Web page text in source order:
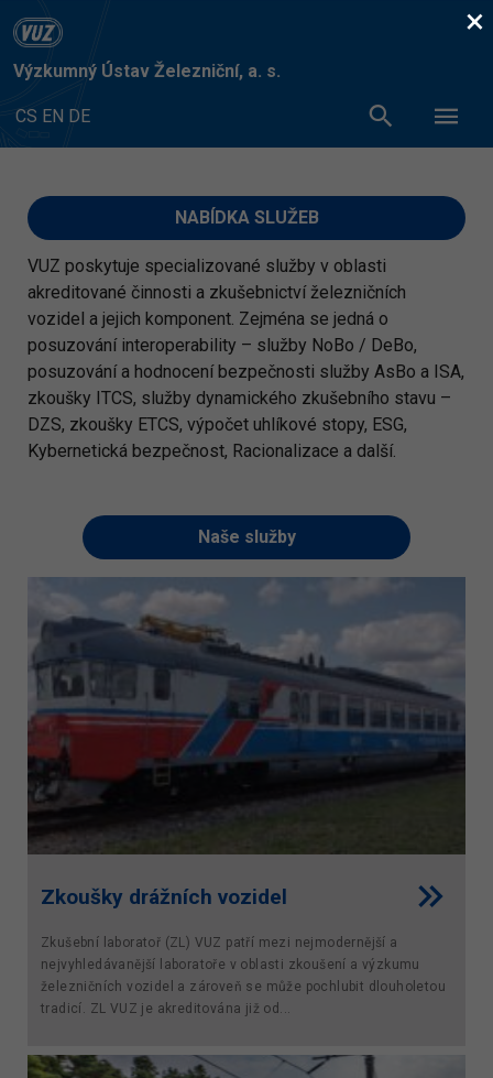
Výzkumný Ústav Železniční, a. s.
CS EN DE
NABÍDKA SLUŽEB
VUZ poskytuje specializované služby v oblasti
akreditované činnosti a zkušebnictví železničních
vozidel a jejich komponent. Zejména se jedná o
posuzování interoperability – služby NoBo / DeBo,
posuzování a hodnocení bezpečnosti služby AsBo a ISA,
zkoušky ITCS, služby dynamického zkušebního stavu –
DZS, zkoušky ETCS, výpočet uhlíkové stopy, ESG,
Kybernetická bezpečnost, Racionalizace a další.
Naše služby
Zkoušky drážních vozidel
Zkušební laboratoř (ZL) VUZ patří mezi nejmodernější a
nejvyhledávanější laboratoře v oblasti zkoušení a výzkumu
železničních vozidel a zároveň se může pochlubit dlouholetou
tradicí. ZL VUZ je akreditována již od...
×